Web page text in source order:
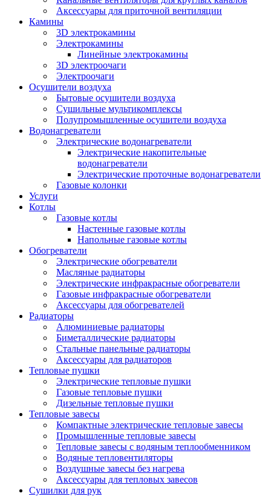
Аксессуары для приточной вентиляции
Камины
3D электрокамины
Электрокамины
Линейные электрокамины
3D электроочаги
Электроочаги
Осушители воздуха
Бытовые осушители воздуха
Сушильные мультикомплексы
Полупромышленные осушители воздуха
Водонагреватели
Электрические водонагреватели
Электрические накопительные
водонагреватели
Электрические проточные водонагреватели
Газовые колонки
Услуги
Котлы
Газовые котлы
Настенные газовые котлы
Напольные газовые котлы
Обогреватели
Электрические обогреватели
Масляные радиаторы
Электрические инфракрасные обогреватели
Газовые инфракрасные обогреватели
Аксессуары для обогревателей
Радиаторы
Алюминиевые радиаторы
Биметаллические радиаторы
Стальные панельные радиаторы
Аксессуары для радиаторов
Тепловые пушки
Электрические тепловые пушки
Газовые тепловые пушки
Дизельные тепловые пушки
Тепловые завесы
Компактные электрические тепловые завесы
Промышленные тепловые завесы
Тепловые завесы с водяным теплообменником
Водяные тепловентиляторы
Воздушные завесы без нагрева
Аксессуары для тепловых завесов
Сушилки для рук